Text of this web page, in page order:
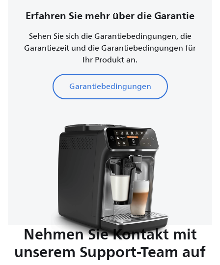
Erfahren Sie mehr über die Garantie
Sehen Sie sich die Garantiebedingungen, die
Garantiezeit und die Garantiebedingungen für
Ihr Produkt an.
Garantiebedingungen
Nehmen Sie Kontakt mit
unserem Support-Team auf